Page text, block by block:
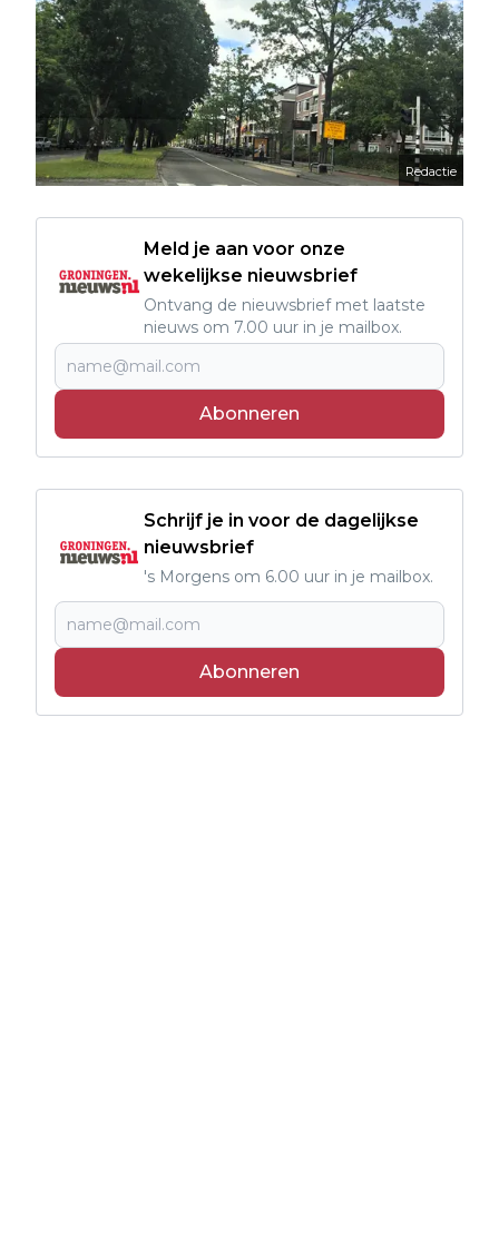
Redactie
Meld je aan voor onze
wekelijkse nieuwsbrief
Ontvang de nieuwsbrief met laatste
nieuws om 7.00 uur in je mailbox.
Abonneren
Schrijf je in voor de dagelijkse
nieuwsbrief
's Morgens om 6.00 uur in je mailbox.
Abonneren